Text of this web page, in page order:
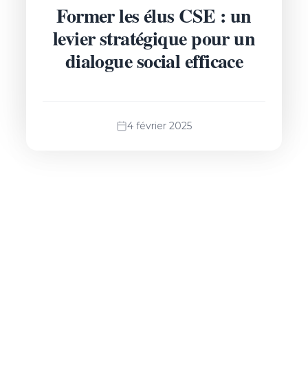
Former les élus CSE : un
levier stratégique pour un
dialogue social efficace
4 février 2025